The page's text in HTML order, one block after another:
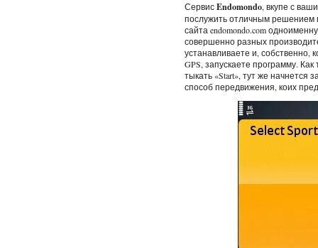
СервисEndomondo, вкупе с
послужить отличным решением
сайта endomondo.com
совершенно разных
устанавливаете и, собственно,
GPS, запускаете программу.
тыкать «Start», тут же начнется
способ передвижения, коих